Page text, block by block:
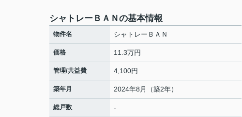
シャトレーＢＡＮの基本情報
物件名 シャトレーＢＡＮ
価格 11.3万円
管理/共益費 4,100円
築年月 2024年8月（築2年）
総戸数 -